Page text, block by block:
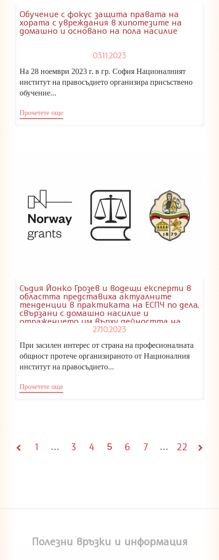
Обучение с фокус защита правата на
хората с увреждания в хипотезите на
домашно и основано на пола насилие
03.11.2023
На 28 ноември 2023 г. в гр. София Националният
институт на правосъдието организира присъствено
обучение...
Прочетете още
Съдия Йонко Грозев и водещи експерти в
областта представиха актуалните
тенденции в практиката на ЕСПЧ по дела,
свързани с домашно насилие и
отражението им върху дейността на
националните правоприлагащи органи
27.10.2023
При засилен интерес от страна на професионалната
общност протече организираното от Националния
институт на правосъдието...
Прочетете още
Page
1 … 3 4 5 6 7 … 22
Полезни връзки и информация